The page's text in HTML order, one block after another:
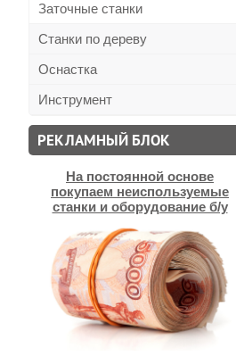
Заточные станки
Станки по дереву
Оснастка
Инструмент
РЕКЛАМНЫЙ БЛОК
На постоянной основе
покупаем неиспользуемые
станки и оборудование б/у